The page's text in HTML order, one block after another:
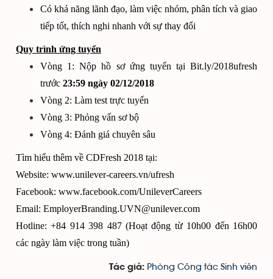
Có khả năng lãnh đạo, làm việc nhóm, phân tích và giao
tiếp tốt, thích nghi nhanh với sự thay đổi
Quy trình ứng tuyển
Vòng 1: Nộp hồ sơ ứng tuyển tại Bit.ly/2018ufresh
trước 23:59 ngày 02/12/2018
Vòng 2: Làm test trực tuyến
Vòng 3: Phỏng vấn sơ bộ
Vòng 4: Đánh giá chuyên sâu
Tìm hiểu thêm về CDFresh 2018 tại:
Website: www.unilever-careers.vn/ufresh
Facebook: www.facebook.com/UnileverCareers
Email: EmployerBranding.UVN@unilever.com
Hotline: +84 914 398 487 (Hoạt động từ 10h00 đến 16h00
các ngày làm việc trong tuần)
Tác giả: Phòng Công tác Sinh viên